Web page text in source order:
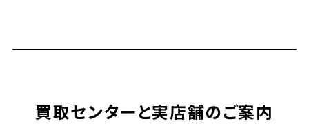
買取センターと実店舗のご案内